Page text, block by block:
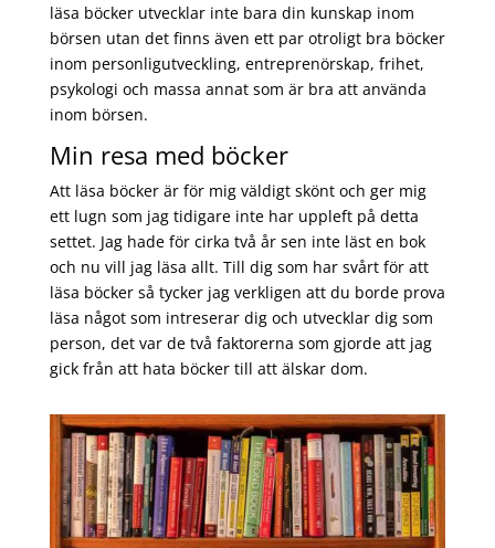
läsa böcker utvecklar inte bara din kunskap inom
börsen utan det finns även ett par otroligt bra böcker
inom personligutveckling, entreprenörskap, frihet,
psykologi och massa annat som är bra att använda
inom börsen.
Min resa med böcker
Att läsa böcker är för mig väldigt skönt och ger mig
ett lugn som jag tidigare inte har uppleft på detta
settet. Jag hade för cirka två år sen inte läst en bok
och nu vill jag läsa allt. Till dig som har svårt för att
läsa böcker så tycker jag verkligen att du borde prova
läsa något som intreserar dig och utvecklar dig som
person, det var de två faktorerna som gjorde att jag
gick från att hata böcker till att älskar dom.